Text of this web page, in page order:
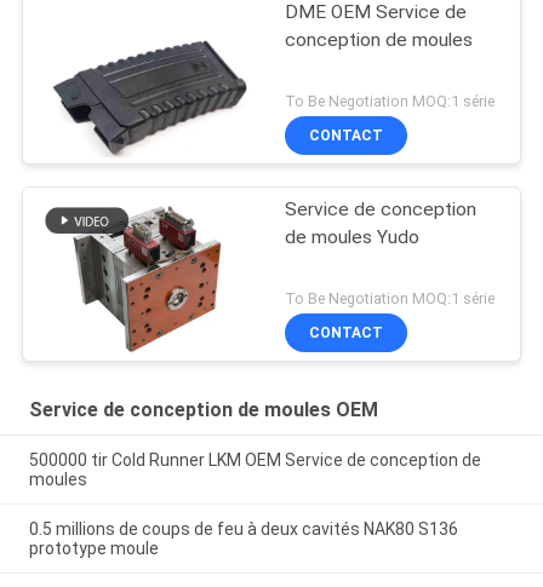
DME OEM Service de
conception de moules
To Be Negotiation MOQ:1 série
CONTACT
Service de conception
de moules Yudo
To Be Negotiation MOQ:1 série
CONTACT
Service de conception de moules OEM
500000 tir Cold Runner LKM OEM Service de conception de
moules
0.5 millions de coups de feu à deux cavités NAK80 S136
prototype moule